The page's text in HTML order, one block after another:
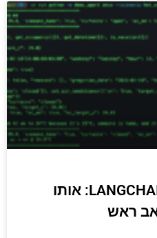
מאייג׳נט נאיבי ל-LANGCHAIN: אותו
ראש